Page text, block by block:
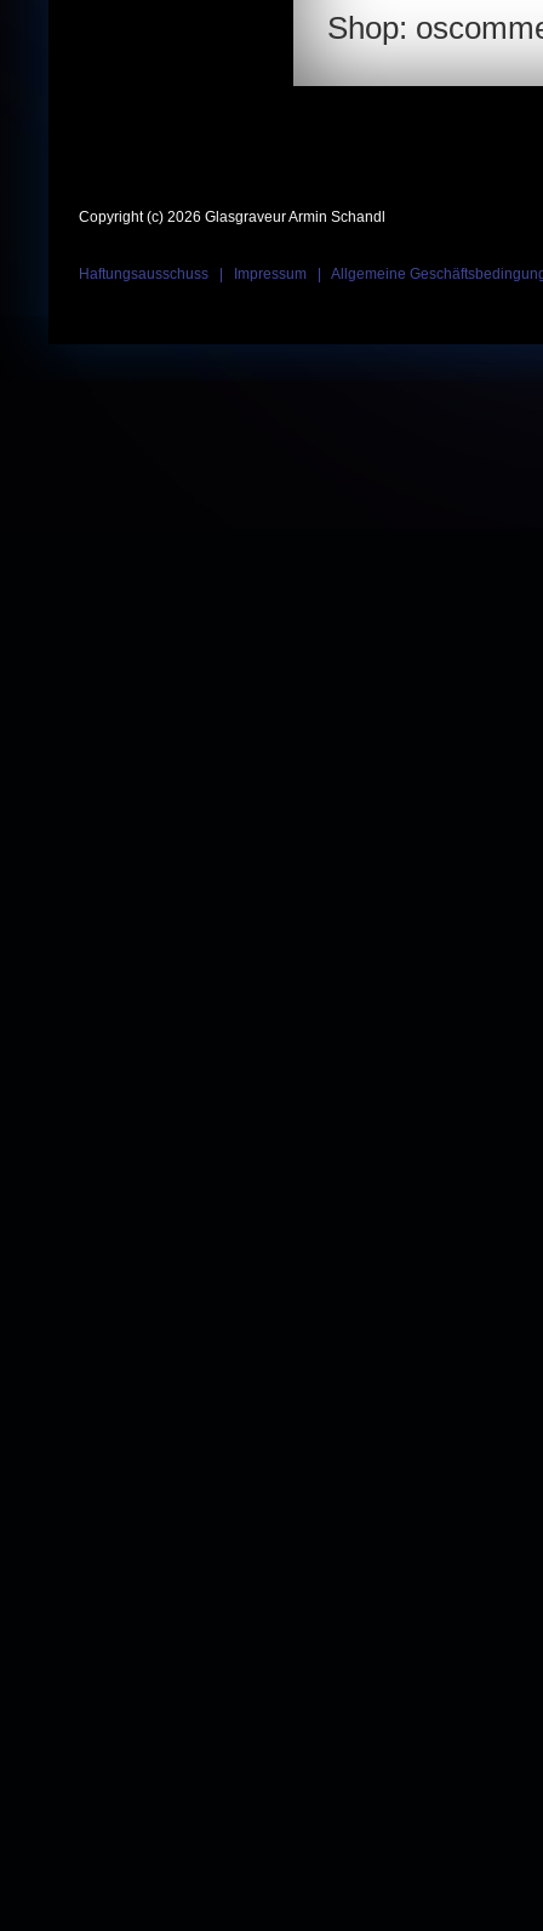
Shop:
Copyright (c) 2026 Glasgraveur Armin Schandl
Haftungsausschuss Impressum Allgemeine